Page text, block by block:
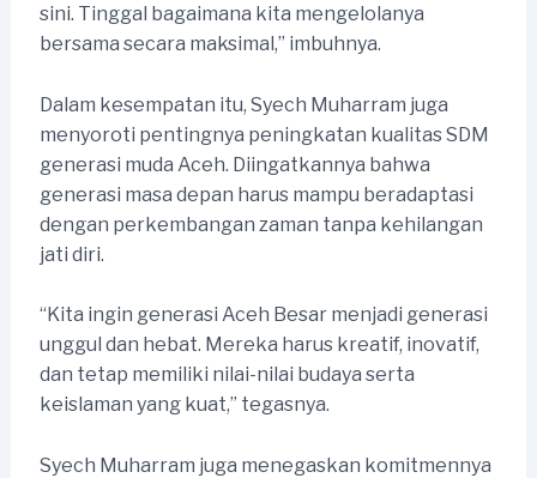
sini. Tinggal bagaimana kita mengelolanya
bersama secara maksimal,” imbuhnya.
Dalam kesempatan itu, Syech Muharram juga
menyoroti pentingnya peningkatan kualitas SDM
generasi muda Aceh. Diingatkannya bahwa
generasi masa depan harus mampu beradaptasi
dengan perkembangan zaman tanpa kehilangan
jati diri.
“Kita ingin generasi Aceh Besar menjadi generasi
unggul dan hebat. Mereka harus kreatif, inovatif,
dan tetap memiliki nilai-nilai budaya serta
keislaman yang kuat,” tegasnya.
Syech Muharram juga menegaskan komitmennya